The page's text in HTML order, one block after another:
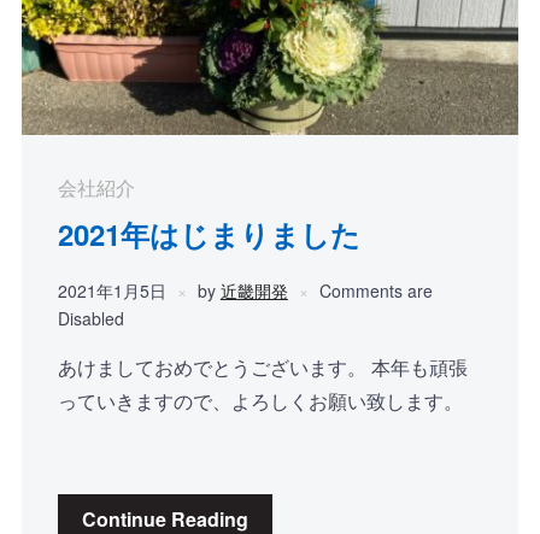
会社紹介
2021年はじまりました
2021年1月5日 by 近畿開発
Comments are
Disabled
あけましておめでとうございます。 本年も頑張
っていきますので、よろしくお願い致します。
Continue Reading